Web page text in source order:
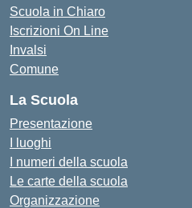
Scuola in Chiaro
Iscrizioni On Line
Invalsi
Comune
La Scuola
Presentazione
I luoghi
I numeri della scuola
Le carte della scuola
Organizzazione